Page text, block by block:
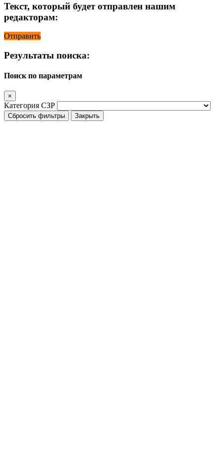
Текст, который будет отправлен нашим
редакторам:
Отправить
Результаты поиска:
Поиск по параметрам
×
Категория СЗР
Сбросить фильтры Закрыть